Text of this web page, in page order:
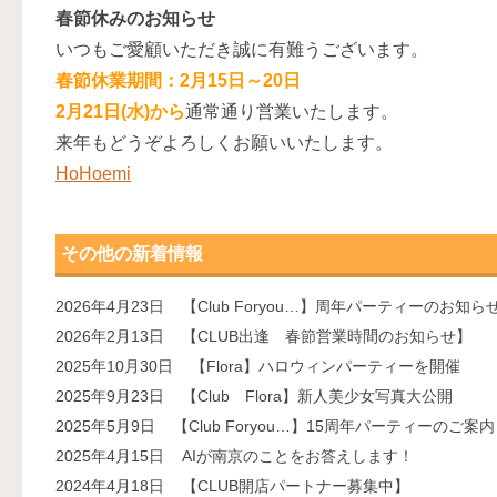
春節休みのお知らせ
いつもご愛顧いただき誠に有難うございます。
春節休業期間：2月15日～20日
2月21日(水)から通常通り営業いたします。
来年もどうぞよろしくお願いいたします。
HoHoemi
その他の新着情報
2026年4月23日
【Club Foryou…】周年パーティーのお知ら
2026年2月13日
【CLUB出逢 春節営業時間のお知らせ】
2025年10月30日
【Flora】ハロウィンパーティーを開催
2025年9月23日
【Club Flora】新人美少女写真大公開
2025年5月9日
【Club Foryou…】15周年パーティーのご案内
2025年4月15日
AIが南京のことをお答えします！
2024年4月18日
【CLUB開店パートナー募集中】